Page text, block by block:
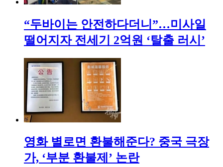
“두바이는 안전하다더니”…미사일
떨어지자 전세기 2억원 ‘탈출 러시’
영화 별로면 환불해준다? 중국 극장
가, ‘부분 환불제’ 논란